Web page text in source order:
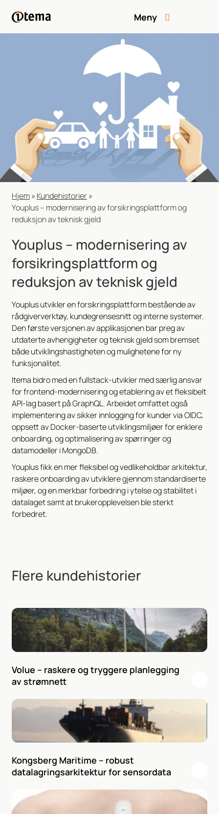
Meny
Hjem» Kundehistorier »
Youplus – modernisering av forsikringsplattform og
reduksjon av teknisk gjeld
Youplus – modernisering av
forsikringsplattform og
reduksjon av teknisk gjeld
Youplus utvikler en forsikringsplattform bestående av
rådgiververktøy, kundegrensesnitt og interne systemer.
Den første versjonen av applikasjonen bar preg av
utdaterte avhengigheter og teknisk gjeld som bremset
både utviklingshastigheten og mulighetene for ny
funksjonalitet.
Itema bidro med en fullstack-utvikler med særlig ansvar
for frontend-modernisering og etablering av et fleksibelt
API-lag basert på GraphQL. Arbeidet omfattet også
implementering av sikker innlogging for kunder via OIDC,
oppsett av Docker-baserte utviklingsmiljøer for enklere
onboarding, og optimalisering av spørringer og
datamodeller i MongoDB.
Youplus fikk en mer fleksibel og vedlikeholdbar arkitektur,
raskere onboarding av utviklere gjennom standardiserte
miljøer, og en merkbar forbedring i ytelse og stabilitet i
datalaget samt at brukeropplevelsen ble sterkt
forbedret.
Flere kundehistorier
Volue – raskere og tryggere planlegging
av strømnett
Kongsberg Maritime – robust
datalagringsarkitektur for sensordata